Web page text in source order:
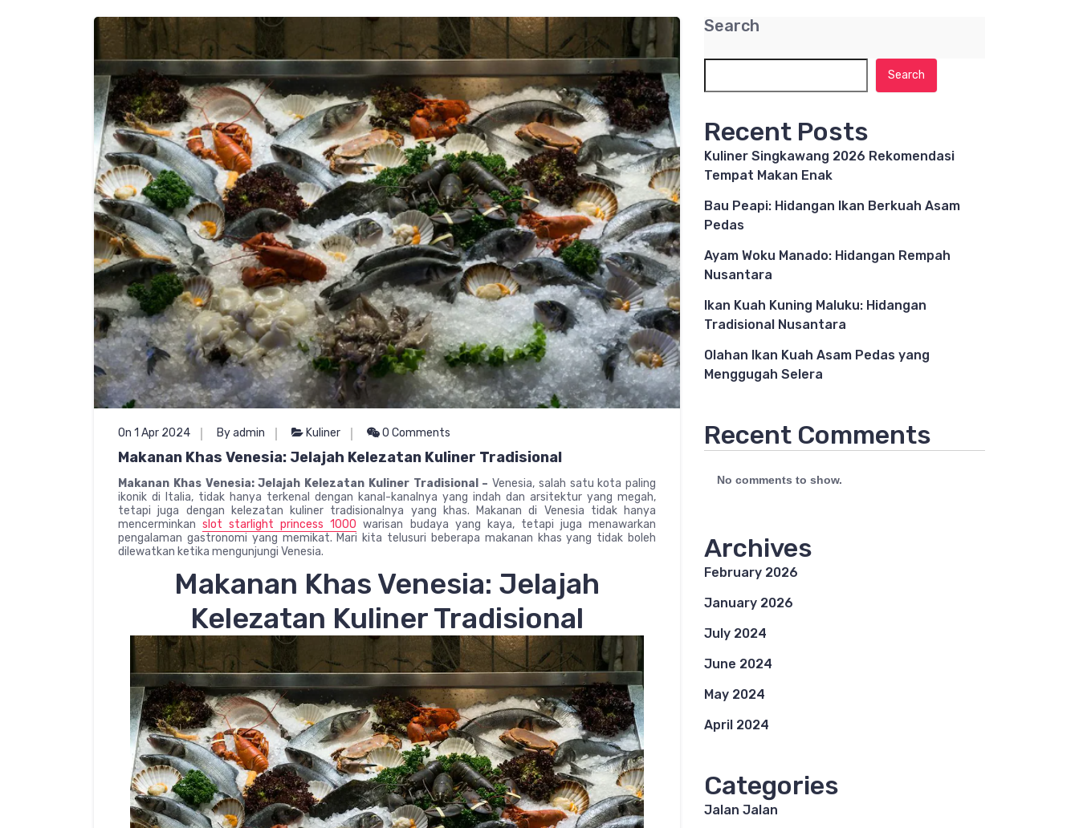
On 1 Apr 2024 By admin Kuliner 0 Comments
Makanan Khas Venesia: Jelajah Kelezatan Kuliner Tradisional
Makanan Khas Venesia: Jelajah Kelezatan Kuliner Tradisional – Venesia, salah satu kota paling
ikonik di Italia, tidak hanya terkenal dengan kanal-kanalnya yang indah dan arsitektur yang megah,
tetapi juga dengan kelezatan kuliner tradisionalnya yang khas. Makanan di Venesia tidak hanya
mencerminkanslot starlight princess 1000 warisan budaya yang kaya, tetapi juga menawarkan
pengalaman gastronomi yang memikat. Mari kita telusuri beberapa makanan khas yang tidak boleh
dilewatkan ketika mengunjungi Venesia.
Makanan Khas Venesia: Jelajah
Kelezatan Kuliner Tradisional
Search
Search
Recent Posts
Kuliner Singkawang 2026 Rekomendasi
Tempat Makan Enak
Bau Peapi: Hidangan Ikan Berkuah Asam
Pedas
Ayam Woku Manado: Hidangan Rempah
Nusantara
Ikan Kuah Kuning Maluku: Hidangan
Tradisional Nusantara
Olahan Ikan Kuah Asam Pedas yang
Menggugah Selera
Recent Comments
No comments to show.
Archives
February 2026
January 2026
July 2024
June 2024
May 2024
April 2024
Categories
Jalan Jalan